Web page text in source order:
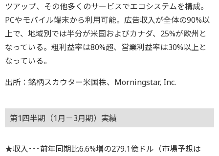
ツアップ、その他多くのサービスでエコシステムを構成。
PCやモバイル端末から利用可能。広告収入が全体の90%以
上で、地域別では半分が米国およびカナダ、25%が欧州と
なっている。粗利益率は80%超、営業利益率は30%以上と
なっている。
出所：銘柄スカウター米国株、Morningstar, Inc.
第1四半期（1月－3月期）実績
★収入･･･前年同期比6.6%増の279.1億ドル（市場予想は